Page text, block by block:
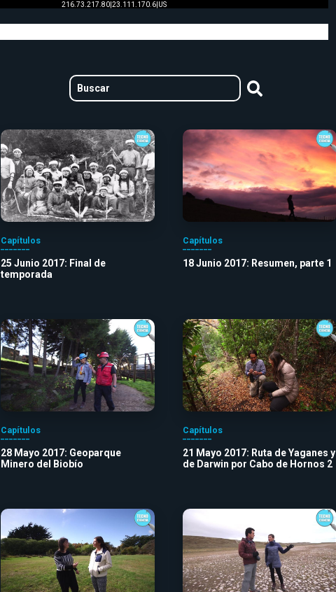
Capítulos
25 Junio 2017: Final de
temporada
Capítulos
18 Junio 2017: Resumen, parte 1
Capítulos
28 Mayo 2017: Geoparque
Minero del Biobío
Capítulos
21 Mayo 2017: Ruta de Yaganes y
de Darwin por Cabo de Hornos 2